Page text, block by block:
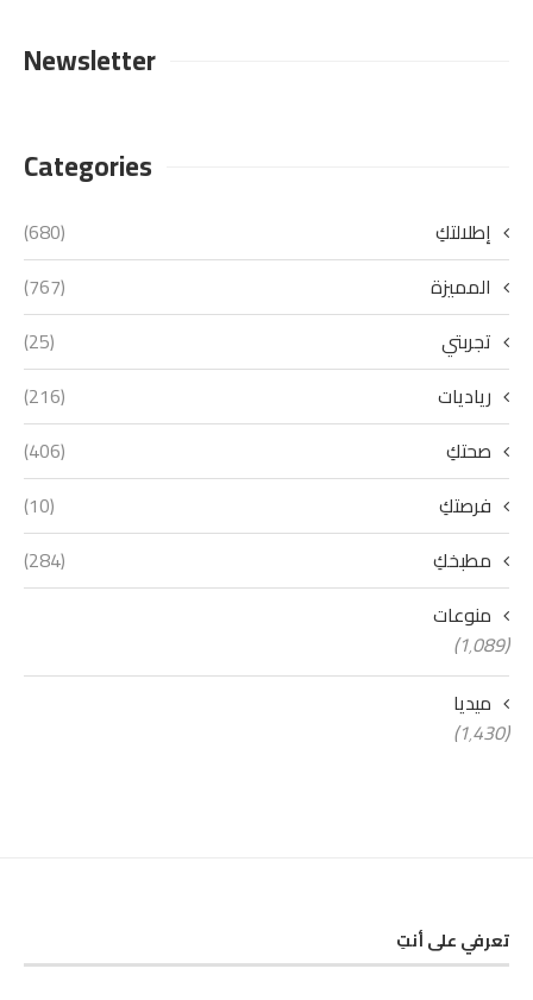
Newsletter
Categories
إطلالتكِ
(680)
المميزة
(767)
تجربتي
(25)
رياديات
(216)
صحتكِ
(406)
فرصتكِ
(10)
مطبخكِ
(284)
منوعات
(1٬089)
ميديا
(1٬430)
تعرفي على أنتِ